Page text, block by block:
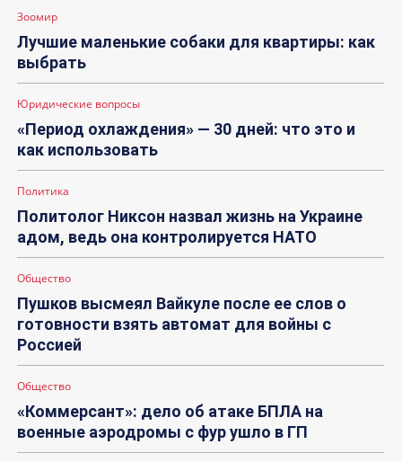
Зоомир
Лучшие маленькие собаки для квартиры: как
выбрать
Юридические вопросы
«Период охлаждения» — 30 дней: что это и
как использовать
Политика
Политолог Никсон назвал жизнь на Украине
адом, ведь она контролируется НАТО
Общество
Пушков высмеял Вайкуле после ее слов о
готовности взять автомат для войны с
Россией
Общество
«Коммерсант»: дело об атаке БПЛА на
военные аэродромы с фур ушло в ГП